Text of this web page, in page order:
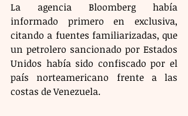
La agencia Bloomberg había
informado primero en exclusiva,
citando a fuentes familiarizadas, que
un petrolero sancionado por Estados
Unidos había sido confiscado por el
país norteamericano frente a las
costas de Venezuela.